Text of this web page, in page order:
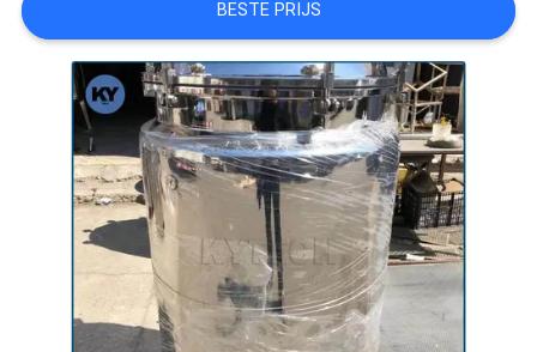
PRIVACY
POLICY
BESTE PRIJS